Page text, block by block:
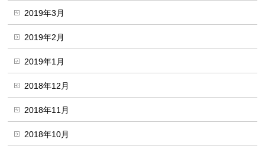
2019年3月
2019年2月
2019年1月
2018年12月
2018年11月
2018年10月